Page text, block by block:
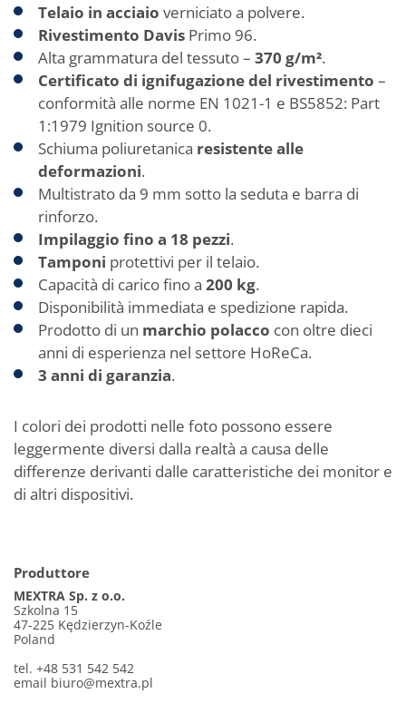
Telaio in acciaio verniciato a polvere.
Rivestimento Davis Primo 96.
Alta grammatura del tessuto – 370 g/m².
Certificato di ignifugazione del rivestimento –
conformità alle norme EN 1021-1 e BS5852: Part
1:1979 Ignition source 0.
Schiuma poliuretanica resistente alle
deformazioni.
Multistrato da 9 mm sotto la seduta e barra di
rinforzo.
Impilaggio fino a 18 pezzi.
Tamponi protettivi per il telaio.
Capacità di carico fino a 200 kg.
Disponibilità immediata e spedizione rapida.
Prodotto di un marchio polacco con oltre dieci
anni di esperienza nel settore HoReCa.
3 anni di garanzia.
I colori dei prodotti nelle foto possono essere
leggermente diversi dalla realtà a causa delle
differenze derivanti dalle caratteristiche dei monitor e
di altri dispositivi.
Produttore
MEXTRA Sp. z o.o.
Szkolna 15
47-225 Kędzierzyn-Koźle
Poland
tel. +48 531 542 542
email biuro@mextra.pl